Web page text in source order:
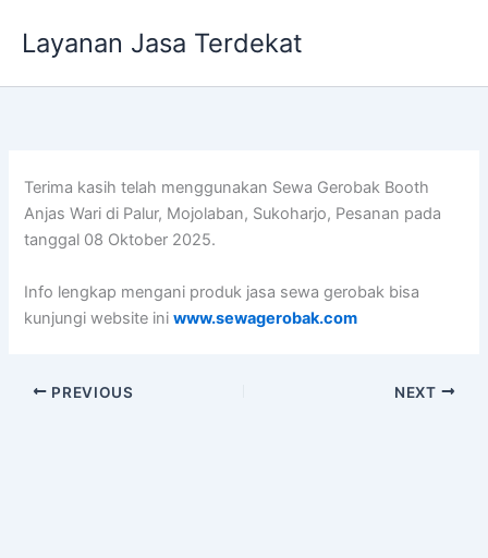
Layanan Jasa Terdekat
Terima kasih telah menggunakan Sewa Gerobak Booth
Anjas Wari di Palur, Mojolaban, Sukoharjo, Pesanan pada
tanggal 08 Oktober 2025.
Info lengkap mengani produk jasa sewa gerobak bisa
kunjungi website iniwww.sewagerobak.com
PREVIOUS NEXT